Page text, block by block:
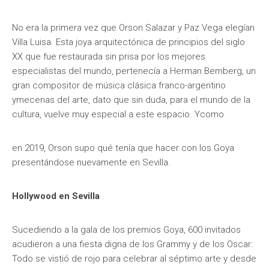
No era la primera vez que Orson Salazar y Paz Vega elegían
Villa Luisa. Esta joya arquitectónica de principios del siglo
XX que fue restaurada sin prisa por los mejores
especialistas del mundo, pertenecía a Herman Bemberg, un
gran compositor de música clásica franco-argentino
ymecenas del arte, dato que sin duda, para el mundo de la
cultura, vuelve muy especial a este espacio. Ycomo
en 2019, Orson supo qué tenía que hacer con los Goya
presentándose nuevamente en Sevilla.
Hollywood en Sevilla
Sucediendo a la gala de los premios Goya, 600 invitados
acudieron a una fiesta digna de los Grammy y de los Oscar:
Todo se vistió de rojo para celebrar al séptimo arte y desde